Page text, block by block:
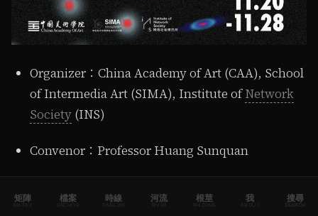
矩陣
MATRIX
檔案
ARCHIVE
時線 河流
RIVER
根莖 我 搜尋
SEARCH
Organizer：China Academy of Art (CAA), School
of Intermedia Art (SIMA), Institute ofNetwork
Society(INS)
Convenor：Professor Huang Sunquan
Yao Dajun, Huang Sunquan, Chen Chieh-jen,